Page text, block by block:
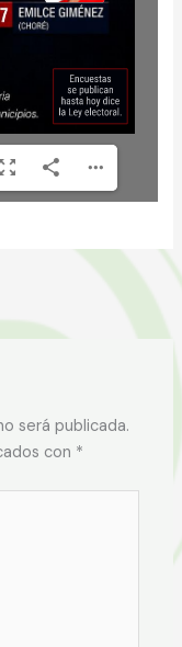
será publicada.
con *